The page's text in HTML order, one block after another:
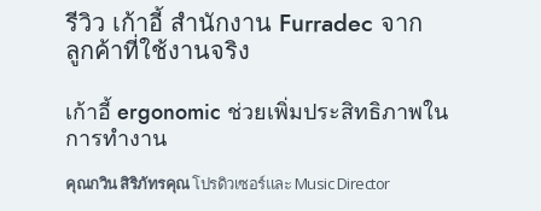
รีวิว เก้าอี้ สำนักงาน Furradec จาก
ลูกค้าที่ใช้งานจริง
เก้าอี้ ergonomic ช่วยเพิ่มประสิทธิภาพใน
การทำงาน
คุณกวิน สิริภัทรคุณโปรดิวเซอร์และ Music Director